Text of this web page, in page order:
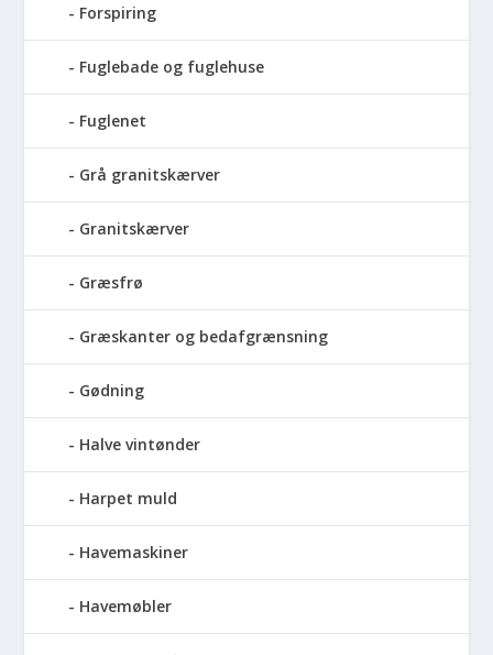
Forspiring
Fuglebade og fuglehuse
Fuglenet
Grå granitskærver
Granitskærver
Græsfrø
Græskanter og bedafgrænsning
Gødning
Halve vintønder
Harpet muld
Havemaskiner
Havemøbler